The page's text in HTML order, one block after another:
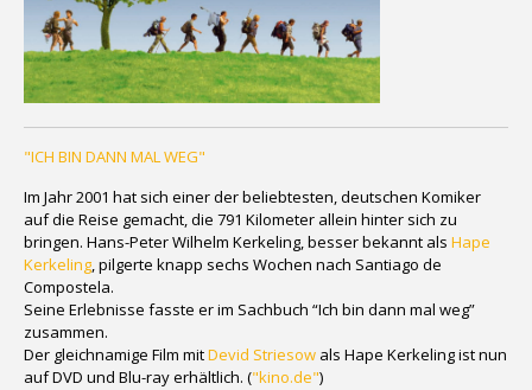
"ICH BIN DANN MAL WEG"
Im Jahr 2001 hat sich einer der beliebtesten, deutschen Komiker
auf die Reise gemacht, die 791 Kilometer allein hinter sich zu
bringen. Hans-Peter Wilhelm Kerkeling, besser bekannt als Hape
Kerkeling, pilgerte knapp sechs Wochen nach Santiago de
Compostela.
Seine Erlebnisse fasste er im Sachbuch “Ich bin dann mal weg”
zusammen.
Der gleichnamige Film mitDevid Striesow als Hape Kerkeling ist nun
auf DVD und Blu-ray erhältlich. ("kino.de")